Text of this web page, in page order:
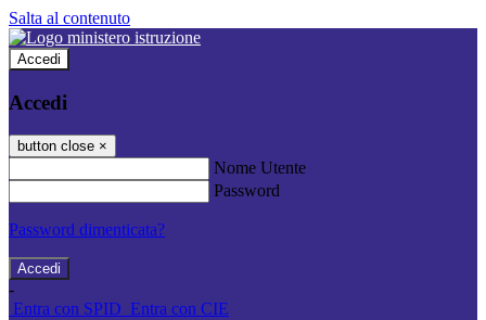
Salta al contenuto
Accedi
Accedi
button close ×
Nome Utente
Password
Password dimenticata?
-
Entra con SPID Entra con CIE